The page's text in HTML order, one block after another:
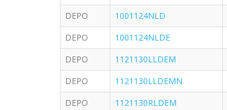
DEPO
1001124NLD
DEPO
1001124NLDE
DEPO
1121130LLDEM
DEPO
1121130LLDEMN
DEPO
1121130RLDEM